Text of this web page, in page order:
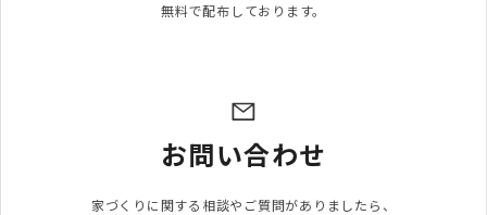
無料で配布しております。
お問い合わせ
家づくりに関する相談やご質問がありましたら、